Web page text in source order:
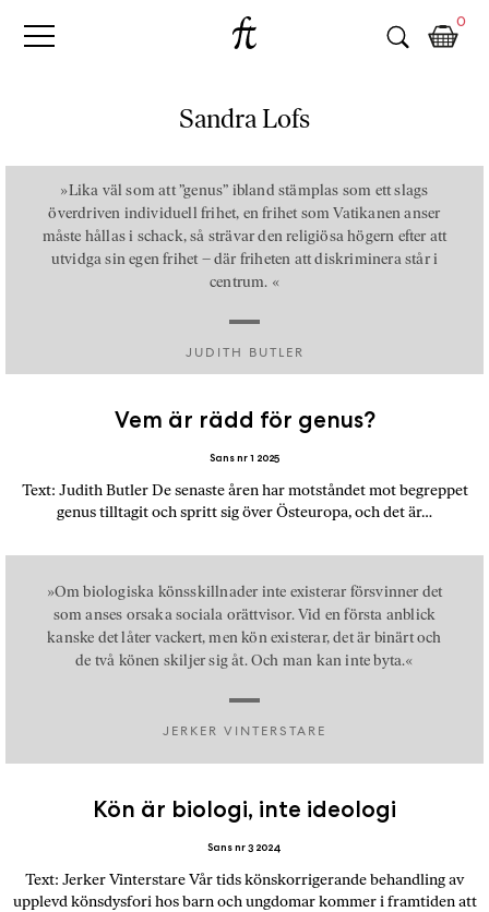
Fri
B
o
a
d
e
l
p
å
n
e
,
ö
p
b
k
e
r
o
i
n
h
o
F
0
Sandra Lofs
»Lika väl som att ”genus” ibland stämplas som ett slags
överdriven individuell frihet, en frihet som Vatikanen anser
måste hållas i schack, så strävar den religiösa högern efter att
utvidga sin egen frihet – där friheten att diskriminera står i
centrum. «
JUDITH BUTLER
Vem är rädd för genus?
Sans nr 1 2025
Text: Judith Butler De senaste åren har motståndet mot begreppet
genus tilltagit och spritt sig över Östeuropa, och det är…
»Om biologiska könsskillnader inte existerar försvinner det
som anses orsaka sociala orättvisor. Vid en första anblick
kanske det låter vackert, men kön existerar, det är binärt och
de två könen skiljer sig åt. Och man kan inte byta.«
JERKER VINTERSTARE
Kön är biologi, inte ideologi
Sans nr 3 2024
Text: Jerker Vinterstare Vår tids könskorrigerande behandling av
upplevd könsdysfori hos barn och ungdomar kommer i framtiden att